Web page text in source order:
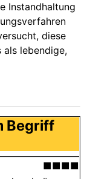
Instandhaltung
diese
als lebendige,
Begriff
■■■■